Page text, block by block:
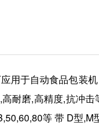
用于自动食品包装机
耐磨,高精度,抗冲
80等 带 D型,M